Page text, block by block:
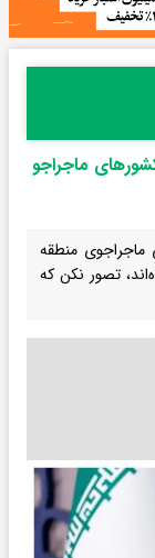
ماجراجو
منطقه
تصور نکن که